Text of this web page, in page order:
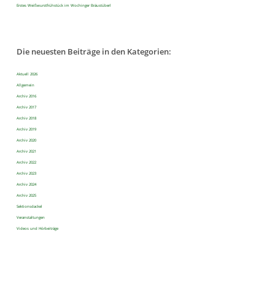
Erstes Weißwurstfrühstück im Wochinger Bräustüberl
Die neuesten Beiträge in den Kategorien:
Aktuell 2026
Allgemein
Archiv 2016
Archiv 2017
Archiv 2018
Archiv 2019
Archiv 2020
Archiv 2021
Archiv 2022
Archiv 2023
Archiv 2024
Archiv 2025
Sektionsdackel
Veranstaltungen
Videos und Hörbeiträge